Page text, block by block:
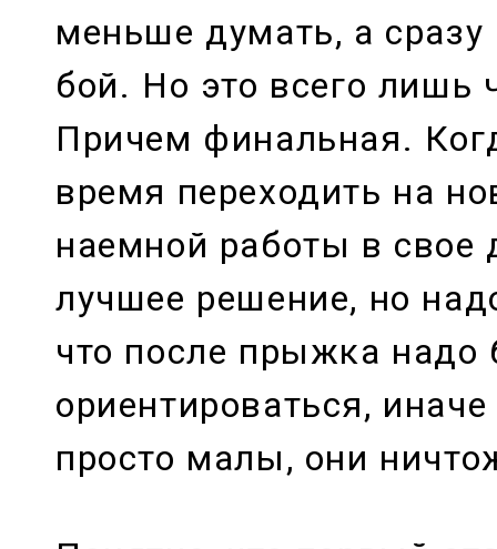
меньше думать, а сразу
бой. Но это всего лишь
Причем финальная.
время переходить на
наемной работы в
лучшее решение, но
что после прыжка надо
ориентироваться,
просто малы, они